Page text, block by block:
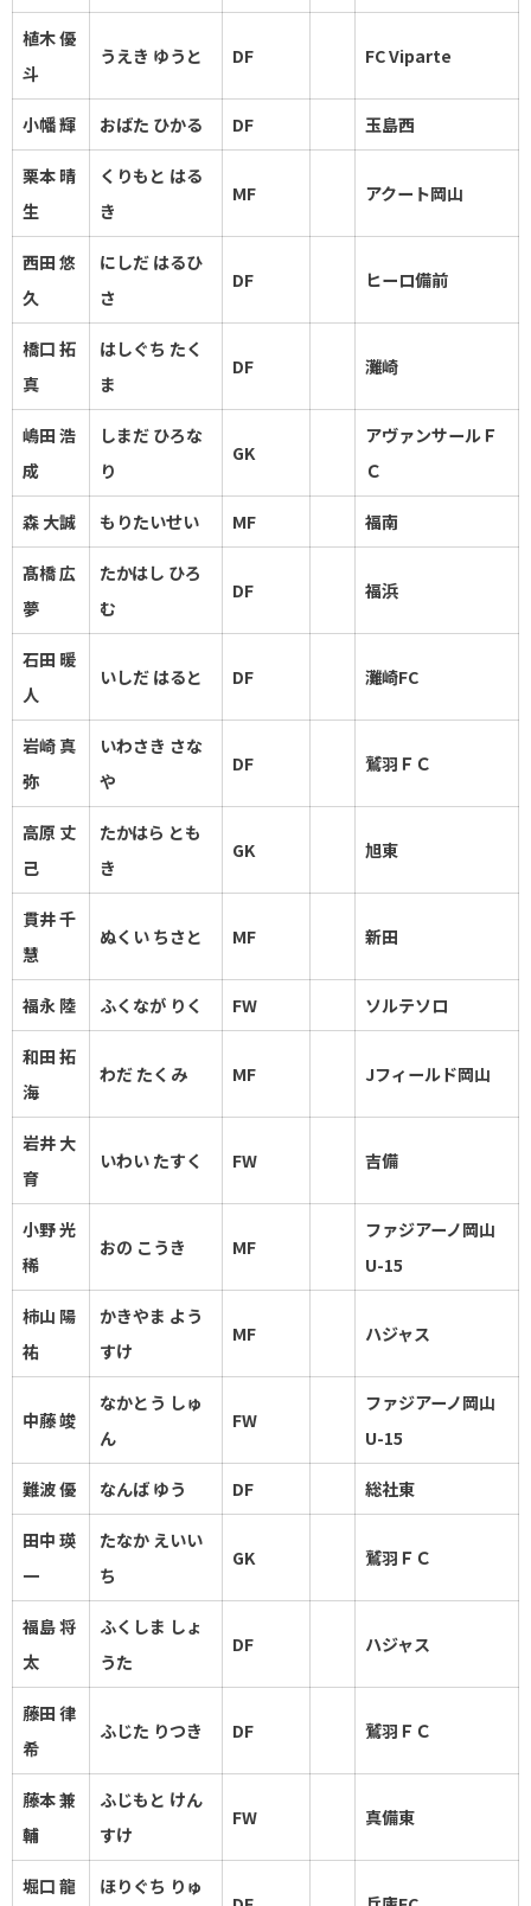
植木 優
斗
うえき ゆうと DF FC Viparte
小幡 輝 おばた ひかる DF 玉島西
栗本 晴
生
くりもと はる
き
MF アクート岡山
西田 悠
久
にしだ はるひ
さ
DF ヒーロ備前
橋口 拓
真
はしぐち たく
ま
DF 灘崎
嶋田 浩
成
しまだ ひろな
り
GK
アヴァンサールＦ
Ｃ
森 大誠 もりたいせい MF 福南
髙橋 広
夢
たかはし ひろ
む
DF 福浜
石田 暖
人
いしだ はると DF 灘崎FC
岩崎 真
弥
いわさき さな
や
DF 鷲羽ＦＣ
高原 丈
己
たかはら とも
き
GK 旭東
貫井 千
慧
ぬくい ちさと MF 新田
福永 陸 ふくなが りく FW ソルテソロ
和田 拓
海
わだ たくみ MF Jフィールド岡山
岩井 大
育
いわい たすく FW 吉備
小野 光
稀
おの こうき MF
ファジアーノ岡山
U-15
柿山 陽
祐
かきやま よう
すけ
MF ハジャス
中藤 竣
なかとう しゅ
ん
FW
ファジアーノ岡山
U-15
難波 優 なんば ゆう DF 総社東
田中 瑛
一
たなか えいい
ち
GK 鷲羽ＦＣ
福島 将
太
ふくしま しょ
うた
DF ハジャス
藤田 律
希
ふじた りつき DF 鷲羽ＦＣ
藤本 兼
輔
ふじもと けん
すけ
FW 真備東
堀口 龍 ほりぐち りゅ